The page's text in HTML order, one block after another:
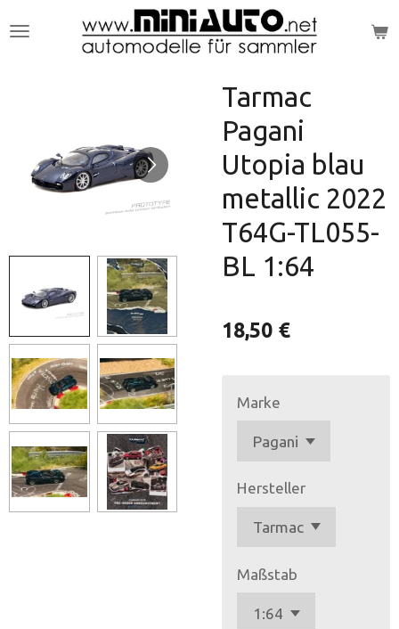
Hauptinhalt
Tarmac
Pagani
Utopia blau
metallic 2022
T64G-TL055-
BL 1:64
18,50 €
Marke
Hersteller
Maßstab